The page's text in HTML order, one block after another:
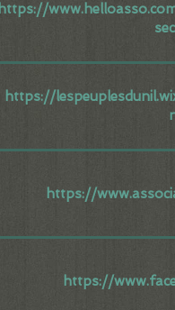
https://
https://
https://
https://